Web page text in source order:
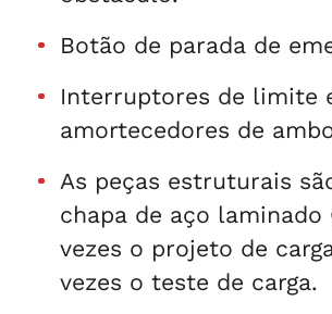
Botão de parada de
Interruptores de limite
amortecedores de
As peças estruturais
chapa de aço laminado
vezes o projeto de
vezes o teste de carga.